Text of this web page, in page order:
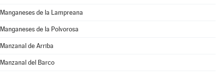
Manganeses de la Lampreana
Manganeses de la Polvorosa
Manzanal de Arriba
Manzanal del Barco